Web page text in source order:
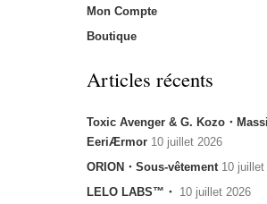
Mon Compte
Boutique
Articles récents
Toxic Avenger & G. Kozo・
EeriÆrmor 10 juillet 2026
ORION・Sous-vêtement 10 juillet
LELO LABS™・ 10 juillet 2026